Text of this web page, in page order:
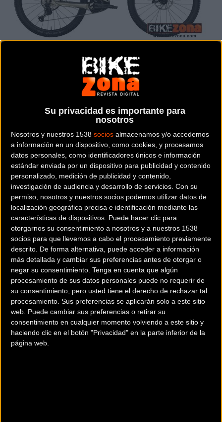
Su privacidad es importante para
nosotros
Nosotros y nuestros 1538 socios almacenamos y/o accedemos
a información en un dispositivo, como cookies, y procesamos
datos personales, como identificadores únicos e información
estándar enviada por un dispositivo para publicidad y contenido
personalizado, medición de publicidad y contenido,
investigación de audiencia y desarrollo de servicios. Con su
permiso, nosotros y nuestros socios podemos utilizar datos de
localización geográfica precisa e identificación mediante las
características de dispositivos. Puede hacer clic para
otorgarnos su consentimiento a nosotros y a nuestros 1538
socios para que llevemos a cabo el procesamiento previamente
descrito. De forma alternativa, puede acceder a información
más detallada y cambiar sus preferencias antes de otorgar o
negar su consentimiento. Tenga en cuenta que algún
procesamiento de sus datos personales puede no requerir de
su consentimiento, pero usted tiene el derecho de rechazar tal
procesamiento. Sus preferencias se aplicarán solo a este sitio
web. Puede cambiar sus preferencias o retirar su
consentimiento en cualquier momento volviendo a este sitio y
haciendo clic en el botón "Privacidad" en la parte inferior de la
página web.
TREK POWERFLY 7 GEN 4 (2024)
ELÉCTRICAS - MTB RÍGIDAS
4.799
La Powerfly 7 es una bicicleta eléctrica de montaña diseñada para arrasar
CONWAY CAIRON S 8.0 RIGIDA
(2024)
ELÉCTRICAS - MTB RÍGIDAS
La Cairon S 8.0 con un cuadro actualizado. Ahora, la batería está integrada
completamente en el tubo inferior. De esta manera, CONWAY co...